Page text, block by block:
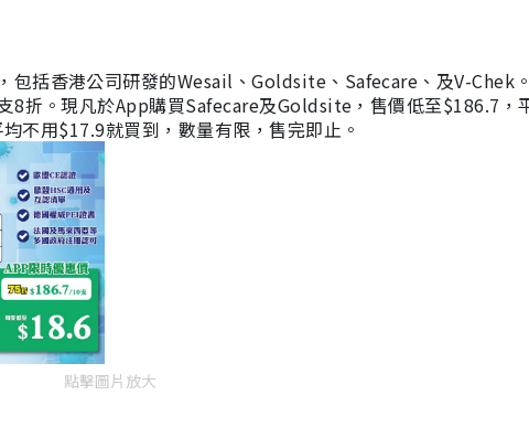
包括香港公司研發的Wesail、Goldsite、Safecare、及V-Chek
8折。現凡於App購買Safecare及Goldsite，售價低至$186.7，
不用$17.9就買到，數量有限，售完即止。
點擊圖片放大